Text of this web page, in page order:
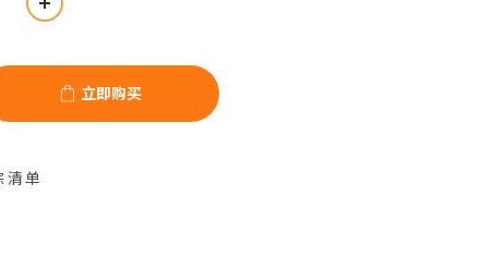
立即购买
清单